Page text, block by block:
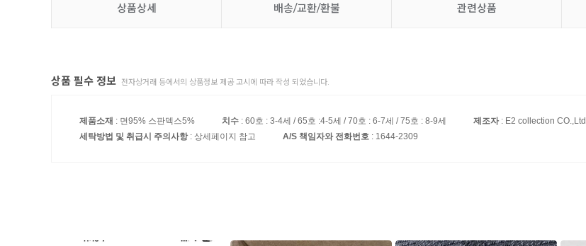
상품상세 배송/교환/환불 관련상품
상품 필수 정보 전자상거래 등에서의 상품정보 제공 고시에 따라 작성 되었습니다.
제품소재 : 면95% 스판덱스5% 치수 : 60호 : 3-4세 / 65호 :4-5세 / 70호 : 6-7세 / 75호 : 8-9세 제조자: E2 collection CO.,Ltd
세탁방법 및 취급시 주의사항: 상세페이지 참고 A/S 책임자와 전화번호 : 1644-2309